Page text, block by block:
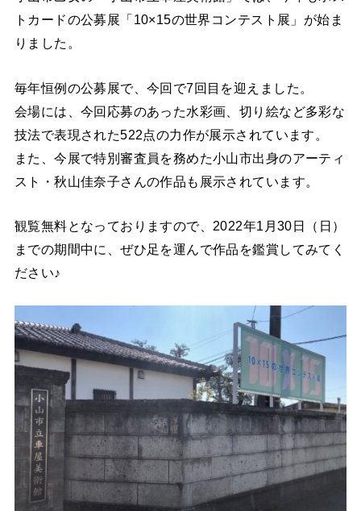
トカードの公募展「10×15の世界コンテスト展」が始ま
りました。
毎年恒例の公募展で、今回で7回目を迎えました。
会場には、今回応募のあった水彩画、切り絵など多彩な
技法で表現された522点の力作が展示されています。
また、今展で特別審査員を務めた小山市出身のアーティ
スト・秋山佳奈子さんの作品も展示されています。
観覧無料となっておりますので、2022年1月30日（日）
までの期間中に、ぜひ足を運んで作品を鑑賞してみてく
ださい♪